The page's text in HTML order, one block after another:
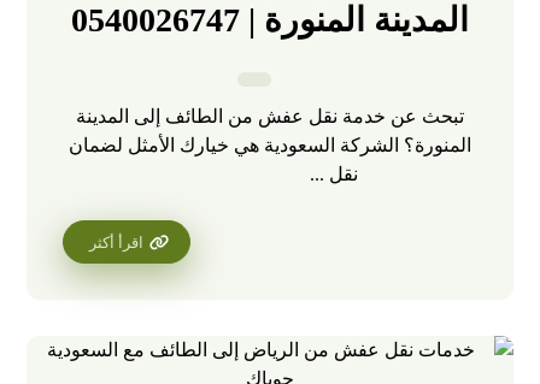
المدينة المنورة | 0540026747
تبحث عن خدمة نقل عفش من الطائف إلى المدينة
المنورة؟ الشركة السعودية هي خيارك الأمثل لضمان
نقل ...
اقرأ أكثر